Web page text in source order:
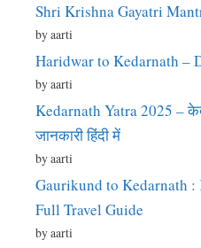
Shri Krishna Gayatri
by aarti
Haridwar to Kedarnath –
by aarti
Kedarnath Yatra 2025 –
जानकारी हिंदी में
by aarti
Gaurikund to Kedarnath :
Full Travel Guide
by aarti